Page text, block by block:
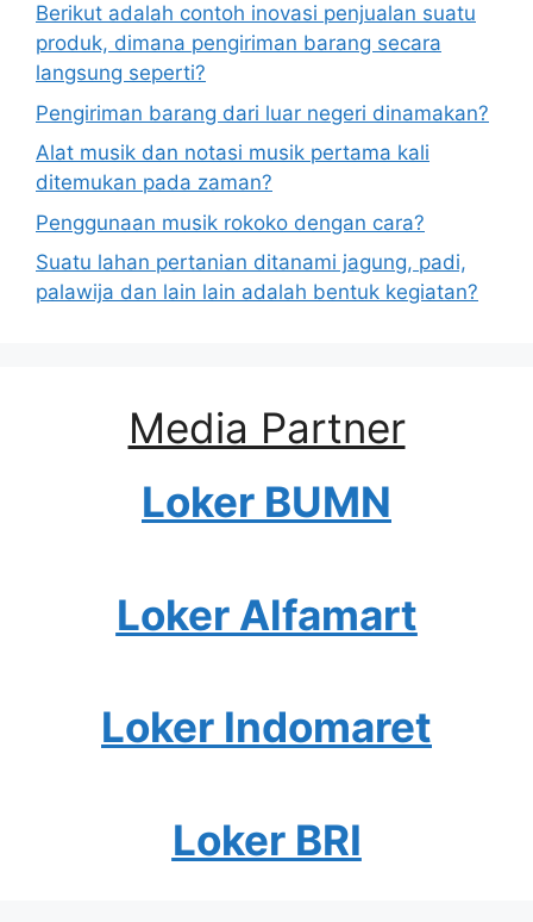
Berikut adalah contoh inovasi penjualan suatu
produk, dimana pengiriman barang secara
langsung seperti?
Pengiriman barang dari luar negeri dinamakan?
Alat musik dan notasi musik pertama kali
ditemukan pada zaman?
Penggunaan musik rokoko dengan cara?
Suatu lahan pertanian ditanami jagung, padi,
palawija dan lain lain adalah bentuk kegiatan?
Media Partner
Loker BUMN
Loker Alfamart
Loker Indomaret
Loker BRI